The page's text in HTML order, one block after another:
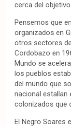
cerca del objetivo.
Pensemos que
organizados en
otros sectores
Cordobazo en
Mundo se
los pueblos
del mundo que
nacional estallan
colonizados que
El Negro Soares